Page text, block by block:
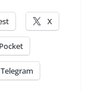
X
Pocket
Telegram